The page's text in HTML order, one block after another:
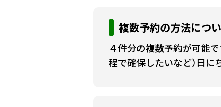
複数予約の方法につ
４件分の複数予約が可能
程で確保したいなど）日に